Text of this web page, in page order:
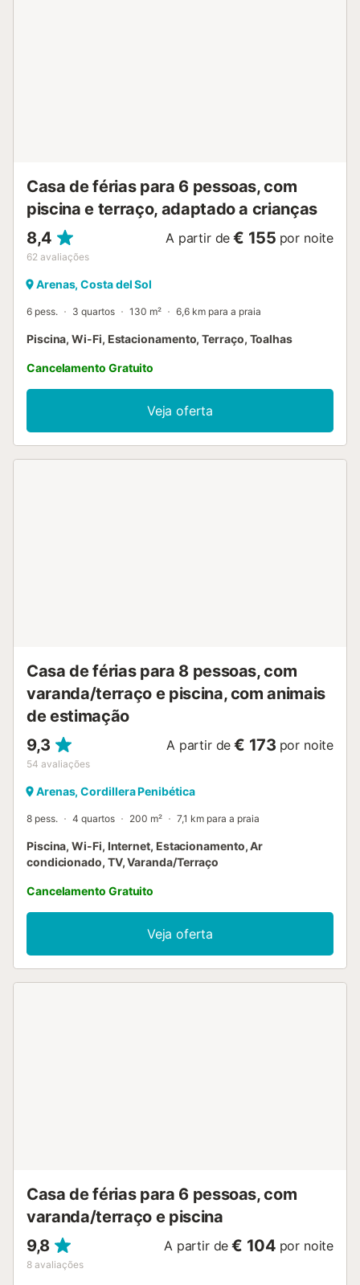
Casa de férias para 6 pessoas, com
piscina e terraço, adaptado a crianças
8,4
62 avaliações
A partir de € 155 por noite
Arenas, Costa del Sol
6 pess. 3 quartos 130 m² 6,6 km para a praia
Piscina, Wi-Fi, Estacionamento, Terraço, Toalhas
Cancelamento Gratuito
Veja oferta
Casa de férias para 8 pessoas, com
varanda/terraço e piscina, com animais
de estimação
9,3
54 avaliações
A partir de € 173 por noite
Arenas, Cordillera Penibética
8 pess. 4 quartos 200 m² 7,1 km para a praia
Piscina, Wi-Fi, Internet, Estacionamento, Ar
condicionado, TV, Varanda/Terraço
Cancelamento Gratuito
Veja oferta
Casa de férias para 6 pessoas, com
varanda/terraço e piscina
9,8
8 avaliações
A partir de € 104 por noite